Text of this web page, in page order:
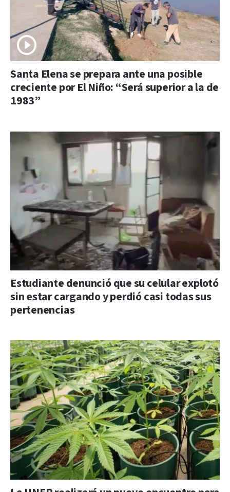
Santa Elena se prepara ante una posible
creciente por El Niño: “Será superior a la de
1983”
Estudiante denunció que su celular explotó
sin estar cargando y perdió casi todas sus
pertenencias